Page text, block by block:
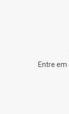
Entre